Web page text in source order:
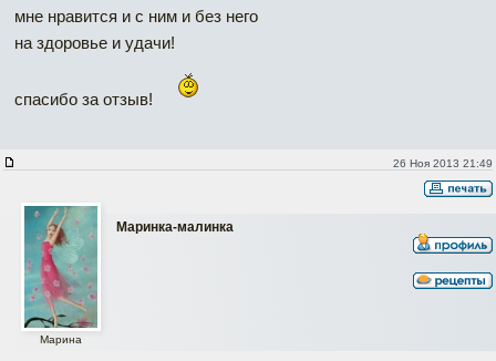
мне нравится и с ним и без него
на здоровье и удачи!
спасибо за отзыв!
26 Ноя 2013 21:49
Маринка-малинка
Марина